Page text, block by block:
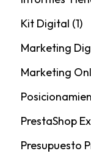
Kit Digital (1)
Marketing
Marketing
PrestaShop
Presupuesto